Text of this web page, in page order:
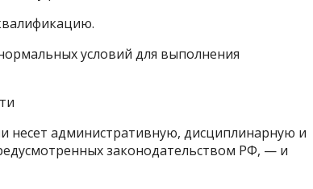
условий для выполнения
несет административную, дисциплинарную и
законодательством РФ, — и